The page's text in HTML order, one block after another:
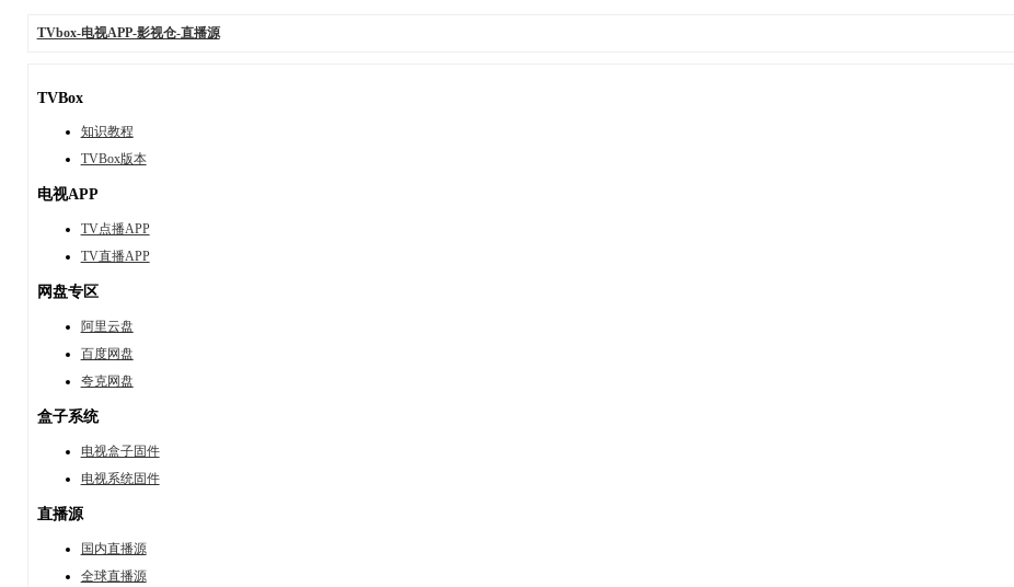
TVbox-电视APP-影视仓-直播源
TVBox
知识教程
TVBox版本
电视APP
TV点播APP
TV直播APP
网盘专区
阿里云盘
百度网盘
夸克网盘
盒子系统
电视盒子固件
电视系统固件
直播源
国内直播源
全球直播源